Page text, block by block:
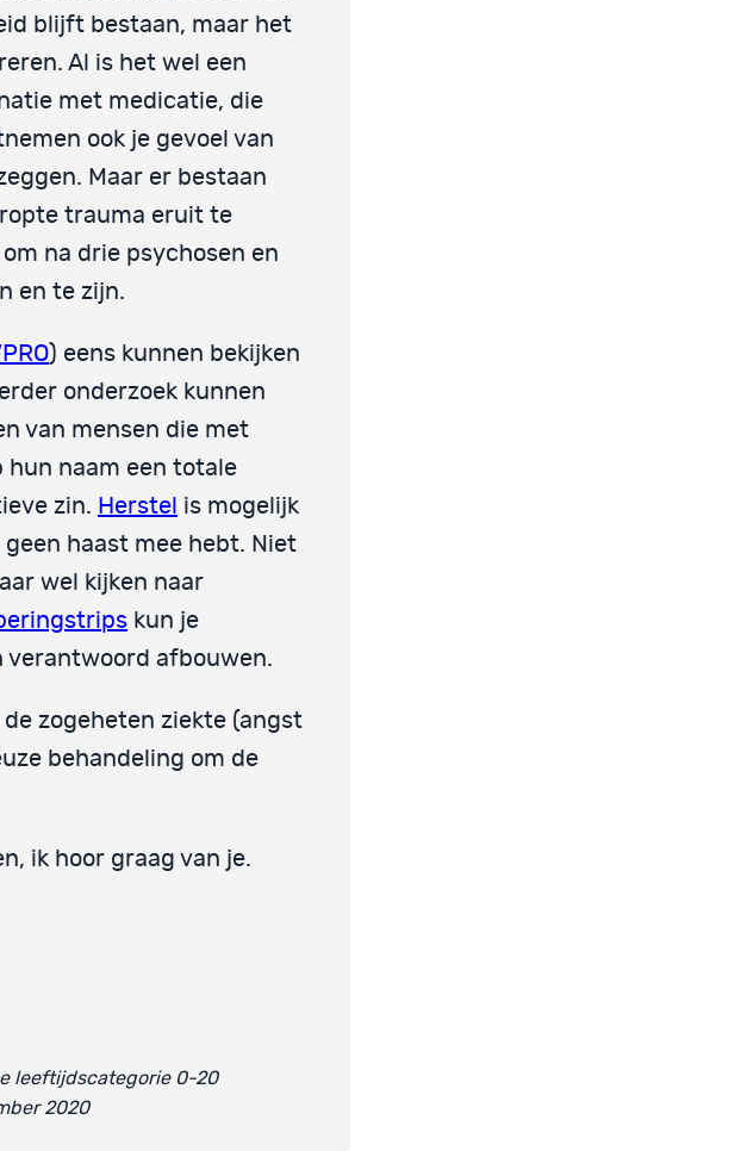
blijft bestaan, maar het
Al is het wel een
met medicatie, die
ook je gevoel van
Maar er bestaan
trauma eruit te
na drie psychosen en
en te zijn.
) eens kunnen bekijken
onderzoek kunnen
van mensen die met
hun naam een totale
zin. Herstel is mogelijk
haast mee hebt. Niet
wel kijken naar
kun je
verantwoord afbouwen.
zogeheten ziekte (angst
behandeling om de
ik hoor graag van je.
leeftijdscategorie 0-20
2020